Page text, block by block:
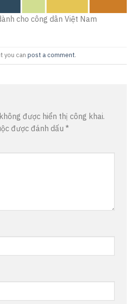
cho công dân Việt Nam
you can post a comment.
được hiển thị công khai.
được đánh dấu *